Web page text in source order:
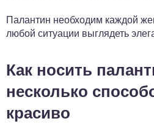
Палантин необходим каждой
любой ситуации выглядеть
Как носить
несколько
красиво